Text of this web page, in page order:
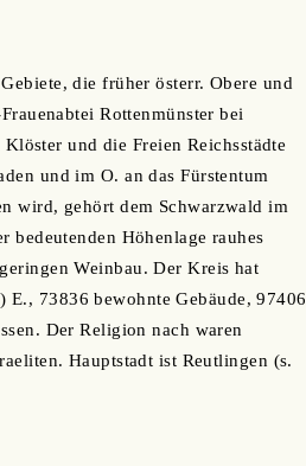
die früher österr. Obere und
Rottenmünster bei
und die Freien Reichsstädte
und im O. an das Fürstentum
wird, gehört dem Schwarzwald im
bedeutenden Höhenlage rauhes
Weinbau. Der Kreis hat
73836 bewohnte Gebäude, 97406
Der Religion nach waren
Hauptstadt ist Reutlingen (s.